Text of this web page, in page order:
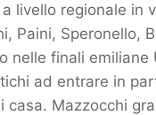
livello regionale in
Paini, Speronello,
nelle finali
ad entrare in
casa. Mazzocchi